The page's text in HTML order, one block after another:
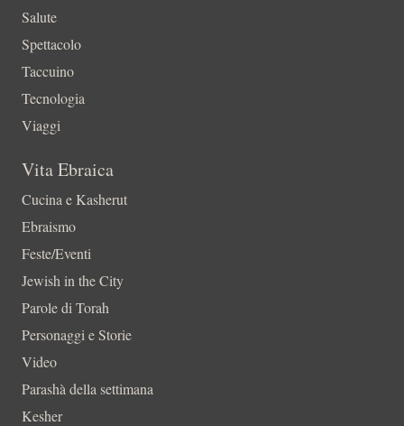
Salute
Spettacolo
Taccuino
Tecnologia
Viaggi
Vita Ebraica
Cucina e Kasherut
Ebraismo
Feste/Eventi
Jewish in the City
Parole di Torah
Personaggi e Storie
Video
Parashà della settimana
Kesher